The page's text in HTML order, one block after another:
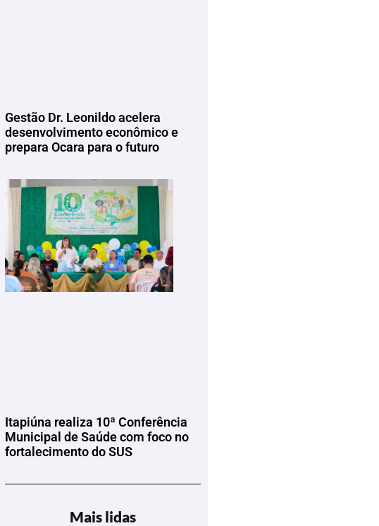
Gestão Dr. Leonildo acelera
desenvolvimento econômico e
prepara Ocara para o futuro
Itapiúna realiza 10ª Conferência
Municipal de Saúde com foco no
fortalecimento do SUS
Mais lidas